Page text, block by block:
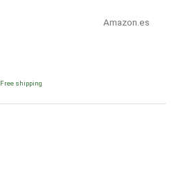
Amazon.es
Free shipping